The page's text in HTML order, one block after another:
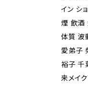
イン シ
煙 飲酒
体質 波
愛弟子
裕子 千
来メイ